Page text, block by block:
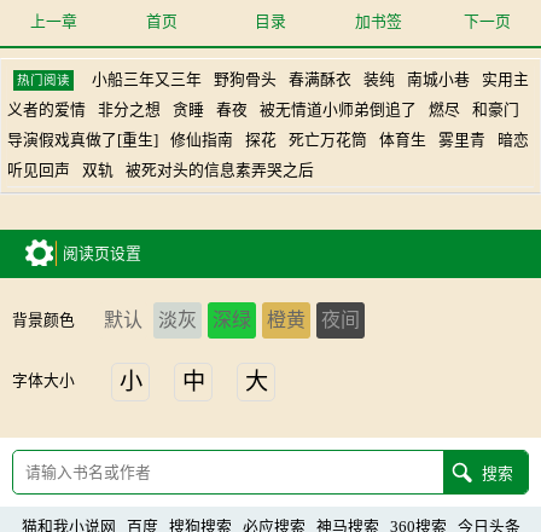
上一章 首页 目录 加书签 下一页
热门阅读 小船三年又三年 野狗骨头 春满酥衣 装纯 南城小巷
实用主
义者的爱情
非分之想 贪睡 春夜 被无情道小师弟倒追了 燃尽
和豪门
导演假戏真做了[重生]
修仙指南 探花 死亡万花筒 体育生 雾里青
暗恋
听见回声
双轨 被死对头的信息素弄哭之后
阅读页设置
背景颜色 默认 淡灰 深绿 橙黄 夜间
字体大小 小 中 大
猫和我小说网 百度 搜狗搜索 必应搜索 神马搜索 360搜索 今日头条